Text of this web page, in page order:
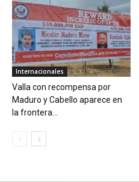
Internacionales
Valla con recompensa por
Maduro y Cabello aparece en
la frontera...